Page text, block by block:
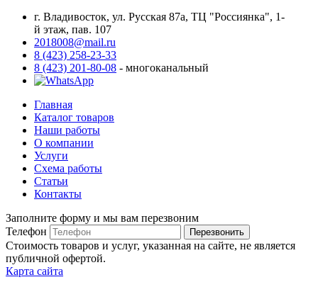
г. Владивосток, ул. Русская 87а, ТЦ "Россиянка", 1-
й этаж, пав. 107
2018008@mail.ru
8 (423) 258-23-33
8 (423) 201-80-08 - многоканальный
Главная
Каталог товаров
Наши работы
О компании
Услуги
Схема работы
Статьи
Контакты
Заполните форму и мы вам перезвоним
Телефон
Перезвонить
Стоимость товаров и услуг, указанная на сайте, не является
публичной офертой.
Карта сайта